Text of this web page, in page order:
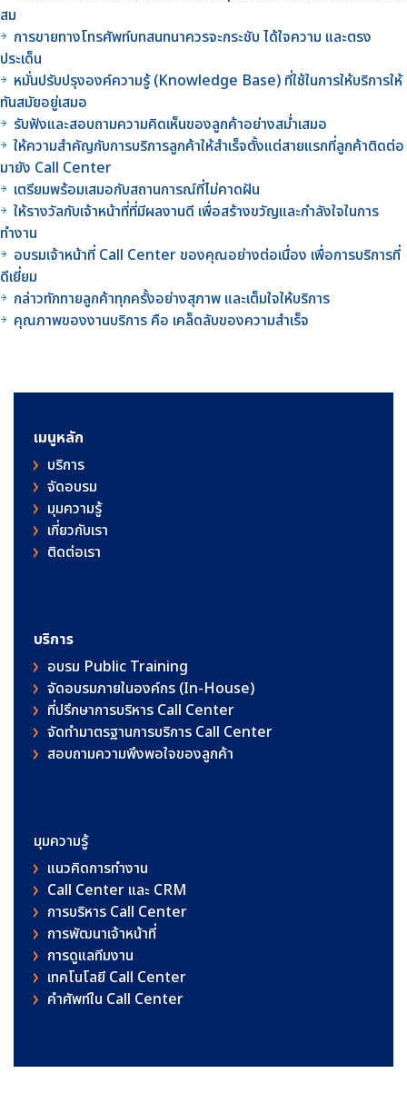
สม
การขายทางโทรศัพท์บทสนทนาควรจะกระชับ ได้ใจความ และตรง
ประเด็น
หมั่นปรับปรุงองค์ความรู้ (Knowledge Base) ที่ใช้ในการให้บริการให้
ทันสมัยอยู่เสมอ
รับฟังและสอบถามความคิดเห็นของลูกค้าอย่างสม่ำเสมอ
ให้ความสำคัญกับการบริการลูกค้าให้สำเร็จตั้งแต่สายแรกที่ลูกค้าติดต่อ
มายัง Call Center
เตรียมพร้อมเสมอกับสถานการณ์ที่ไม่คาดฝัน
ให้รางวัลกับเจ้าหน้าที่ที่มีผลงานดี เพื่อสร้างขวัญและกำลังใจในการ
ทำงาน
อบรมเจ้าหน้าที่ Call Center ของคุณอย่างต่อเนื่อง เพื่อการบริการที่
ดีเยี่ยม
กล่าวทักทายลูกค้าทุกครั้งอย่างสุภาพ และเต็มใจให้บริการ
คุณภาพของงานบริการ คือ เคล็ดลับของความสำเร็จ
เมนูหลัก
บริการ
จัดอบรม
มุมความรู้
เกี่ยวกับเรา
ติดต่อเรา
บริการ
อบรม Public Training
จัดอบรมภายในองค์กร (In-House)
ที่ปรึกษาการบริหาร Call Center
จัดทำมาตรฐานการบริการ Call Center
สอบถามความพึงพอใจของลูกค้า
มุมความรู้
แนวคิดการทำงาน
Call Center และ CRM
การบริหาร Call Center
การพัฒนาเจ้าหน้าที่
การดูแลทีมงาน
เทคโนโลยี Call Center
คําศัพท์ใน Call Center